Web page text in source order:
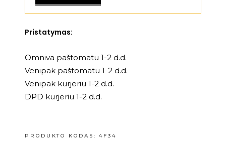
Pristatymas:
Omniva paštomatu 1-2 d.d.
Venipak paštomatu 1-2 d.d.
Venipak kurjeriu 1-2 d.d.
DPD kurjeriu 1-2 d.d.
PRODUKTO KODAS:4F34